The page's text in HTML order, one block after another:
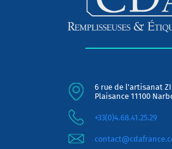
6 rue de l'artisanat
Plaisance 11100
+33(0)4.68.41.25.29